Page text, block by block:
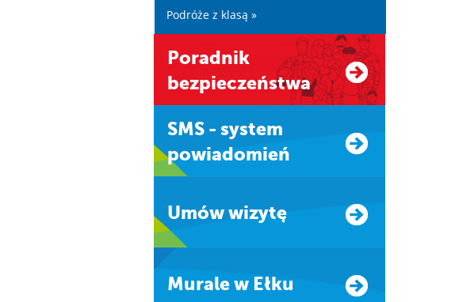
Podróże z klasą »
Poradnik
bezpieczeństwa
SMS - system
powiadomień
Umów wizytę
Murale w Ełku